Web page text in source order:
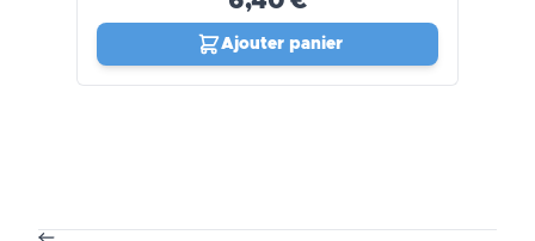
Ajouter panier